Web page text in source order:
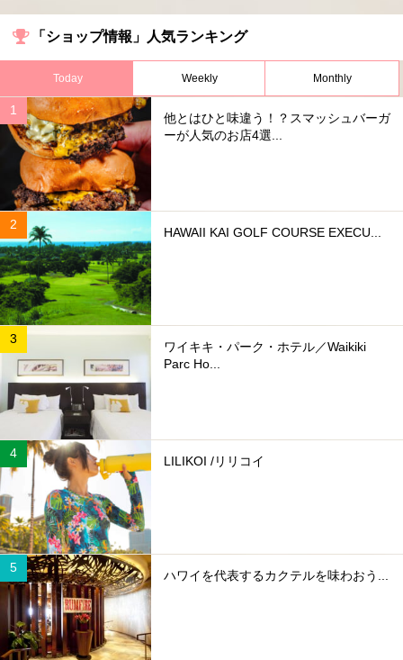
「ショップ情報」人気ランキング
Today Weekly Monthly
他とはひと味違う！？スマッシュバーガ
ーが人気のお店4選...
HAWAII KAI GOLF COURSE EXECU...
ワイキキ・パーク・ホテル／Waikiki
Parc Ho...
LILIKOI /リリコイ
ハワイを代表するカクテルを味わおう...